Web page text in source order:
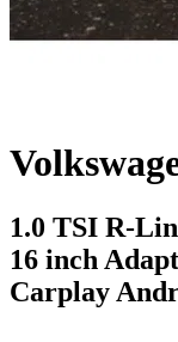
1.0 TSI R-
16 inch
Carplay